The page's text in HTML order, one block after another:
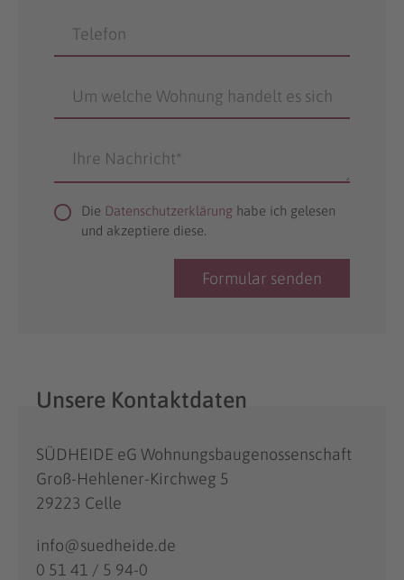
Die Datenschutzerklärung habe ich gelesen
und akzeptiere diese.
Unsere Kontaktdaten
SÜDHEIDE eG Wohnungsbaugenossenschaft
Groß-Hehlener-Kirchweg 5
29223 Celle
info@suedheide.de
0 51 41 / 5 94-0